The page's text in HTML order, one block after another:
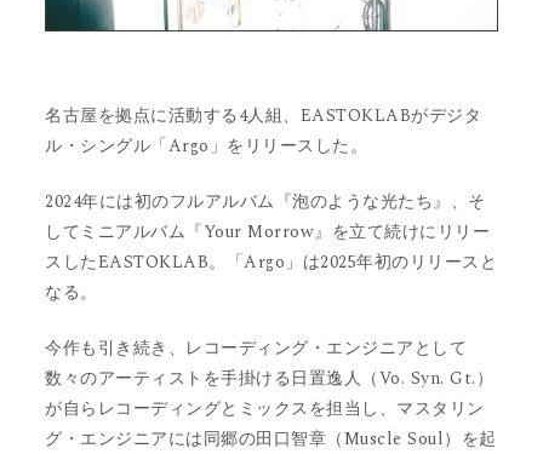
名古屋を拠点に活動する4人組、EASTOKLABがデジタ
ル・シングル「Argo」をリリースした。
2024年には初のフルアルバム『泡のような光たち』、そ
してミニアルバム『Your Morrow』を立て続けにリリー
スしたEASTOKLAB。「Argo」は2025年初のリリースと
なる。
今作も引き続き、レコーディング・エンジニアとして
数々のアーティストを手掛ける日置逸人（Vo. Syn. Gt.）
が自らレコーディングとミックスを担当し、マスタリン
グ・エンジニアには同郷の田口智章（Muscle Soul）を起